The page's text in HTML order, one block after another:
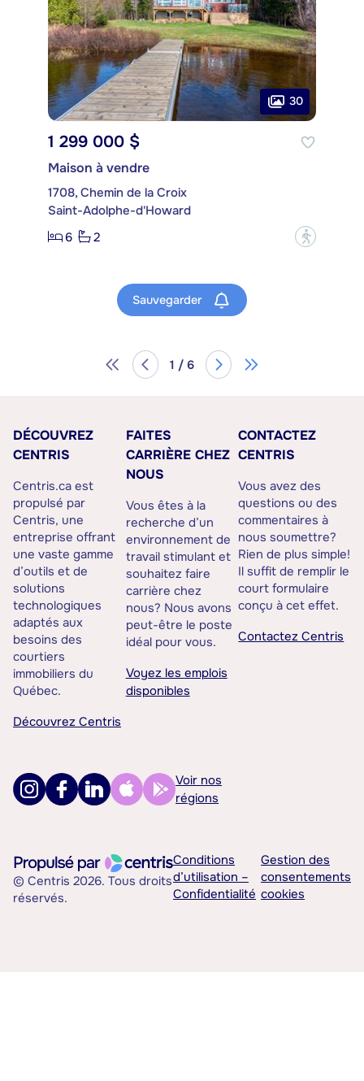
30
1 299 000 $
Maison à vendre
1708, Chemin de la Croix
Saint-Adolphe-d'Howard
6
2 ?
Sauvegarder
1 / 6
DÉCOUVREZ
CENTRIS
Centris.ca est
propulsé par
Centris, une
entreprise offrant
une vaste gamme
d’outils et de
solutions
technologiques
adaptés aux
besoins des
courtiers
immobiliers du
Québec.
Découvrez Centris
FAITES
CARRIÈRE CHEZ
NOUS
Vous êtes à la
recherche d’un
environnement de
travail stimulant et
souhaitez faire
carrière chez
nous? Nous avons
peut-être le poste
idéal pour vous.
Voyez les emplois
disponibles
CONTACTEZ
CENTRIS
Vous avez des
questions ou des
commentaires à
nous soumettre?
Rien de plus simple!
Il suffit de remplir le
court formulaire
conçu à cet effet.
Contactez Centris
Voir nos
régions
© Centris 2026. Tous droits
réservés.
Conditions
d’utilisation –
Confidentialité
Gestion des
consentements
cookies